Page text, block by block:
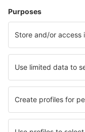
Hoteluri în Nisa
Hoteluri în Villers-sur-
Hoteluri în Royan
Hoteluri în Montgenevre
Cele mai bune
Hoteluri în Acornhoek